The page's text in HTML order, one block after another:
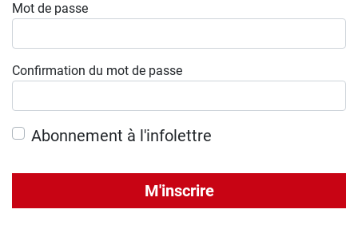
Mot de passe
Confirmation du mot de passe
Abonnement à l'infolettre
M'inscrire